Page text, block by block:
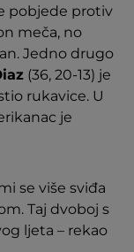
pobjede protiv
meča, no
Jedno drugo
(36, 20-13) je
rukavice. U
je
se više sviđa
Taj dvoboj s
ljeta – rekao